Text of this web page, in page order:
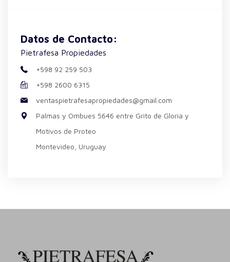
Datos de Contacto:
Pietrafesa Propiedades
+598 92 259 503
+598 2600 6315
ventaspietrafesapropiedades@gmail.com
Palmas y Ombues 5646 entre Grito de Gloria y
Motivos de Proteo
Montevideo, Uruguay